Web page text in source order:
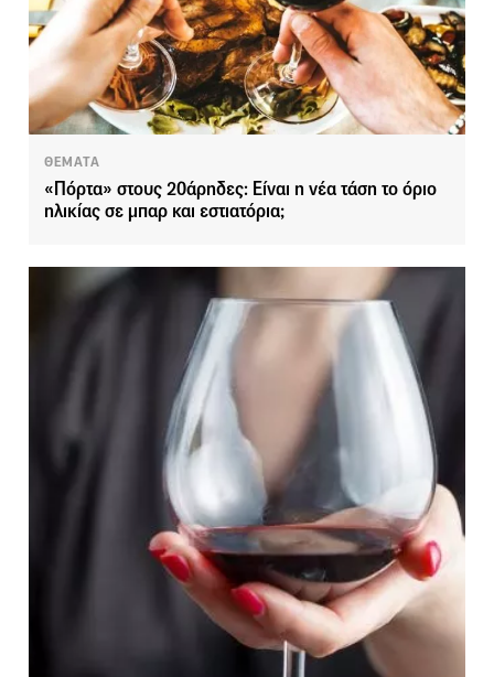
ΘΕΜΑΤΑ
«Πόρτα» στους 20άρηδες: Είναι η νέα τάση το όριο
ηλικίας σε μπαρ και εστιατόρια;